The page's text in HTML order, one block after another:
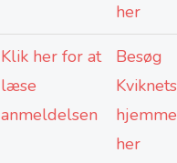
her
Klik her for at
læse
anmeldelsen
Besøg
Kviknets
her